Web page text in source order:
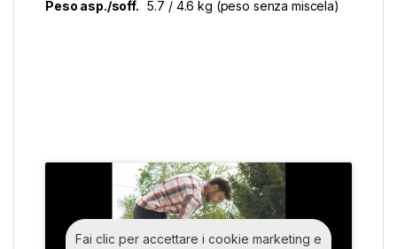
Peso asp./soff. 5.7 / 4.6 kg (peso senza miscela)
Fai clic per accettare i cookie marketing e